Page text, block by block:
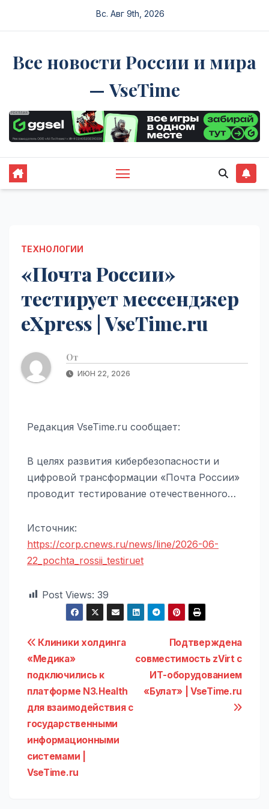
Вс. Авг 9th, 2026
Все новости России и мира
— VseTime
ТЕХНОЛОГИИ
«Почта России»
тестирует мессенджер
eXpress | VseTime.ru
От
ИЮН 22, 2026
Редакция VseTime.ru сообщает:
В целях развития кибербезопасности и
цифровой трансформации «Почта России»
проводит тестирование отечественного…
Источник:
https://corp.cnews.ru/news/line/2026-06-
22_pochta_rossii_testiruet
Post Views: 39
Навигация
по
записям
Подтверждена
совместимость zVirt с
ИТ-оборудованием
«Булат» | VseTime.ru
Клиники холдинга
«Медика»
подключились к
платформе N3.Health
для взаимодействия с
государственными
информационными
системами |
VseTime.ru